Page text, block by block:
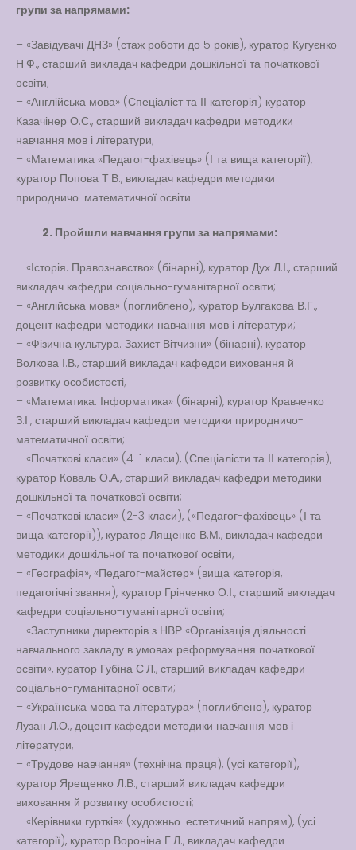
Вакансії
Вакансії, Публічна
інформація
Читати далі
групи за напрямами:
– «Завідувачі ДНЗ» (стаж роботи до 5 років), куратор Кугуєнко
Н.Ф., старший викладач кафедри дошкільної та початкової
освіти;
– «Англійська мова» (Спеціаліст та ІІ категорія) куратор
Казачінер О.С., старший викладач кафедри методики
навчання мов і літератури;
– «Математика «Педагог-фахівець» (І та вища категорії),
куратор Попова Т.В., викладач кафедри методики
природничо-математичної освіти.
2. Пройшли навчання групи за напрямами:
– «Історія. Правознавство» (бінарні), куратор Дух Л.І., старший
викладач кафедри соціально-гуманітарної освіти;
– «Англійська мова» (поглиблено), куратор Булгакова В.Г.,
доцент кафедри методики навчання мов і літератури;
– «Фізична культура. Захист Вітчизни» (бінарні), куратор
Волкова І.В., старший викладач кафедри виховання й
розвитку особистості;
– «Математика. Інформатика» (бінарні), куратор Кравченко
З.І., старший викладач кафедри методики природничо-
математичної освіти;
– «Початкові класи» (4-1 класи), (Спеціалісти та ІІ категорія),
куратор Коваль О.А., старший викладач кафедри методики
дошкільної та початкової освіти;
– «Початкові класи» (2-3 класи), («Педагог-фахівець» (І та
вища категорії)), куратор Лященко В.М., викладач кафедри
методики дошкільної та початкової освіти;
– «Географія», «Педагог-майстер» (вища категорія,
педагогічні звання), куратор Грінченко О.І., старший викладач
кафедри соціально-гуманітарної освіти;
– «Заступники директорів з НВР «Організація діяльності
навчального закладу в умовах реформування початкової
освіти», куратор Губіна С.Л., старший викладач кафедри
соціально-гуманітарної освіти;
– «Українська мова та література» (поглиблено), куратор
Лузан Л.О., доцент кафедри методики навчання мов і
літератури;
– «Трудове навчання» (технічна праця), (усі категорії),
куратор Ярещенко Л.В., старший викладач кафедри
виховання й розвитку особистості;
– «Керівники гуртків» (художньо-естетичний напрям), (усі
категорії), куратор Вороніна Г.Л., викладач кафедри